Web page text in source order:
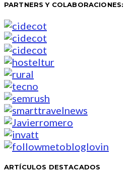
PARTNERS Y COLABORACIONES:
ARTÍCULOS DESTACADOS